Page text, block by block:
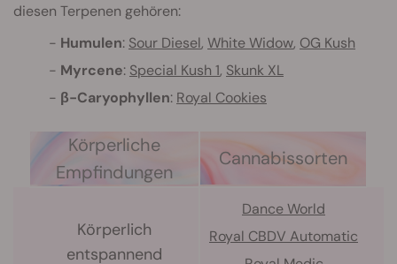
diesen Terpenen gehören:
Humulen: Sour Diesel, White Widow, OG Kush
Myrcene: Special Kush 1, Skunk XL
β-Caryophyllen: Royal Cookies
Körperliche
Empfindungen
Cannabissorten
Körperlich
entspannend
Dance World
Royal CBDV Automatic